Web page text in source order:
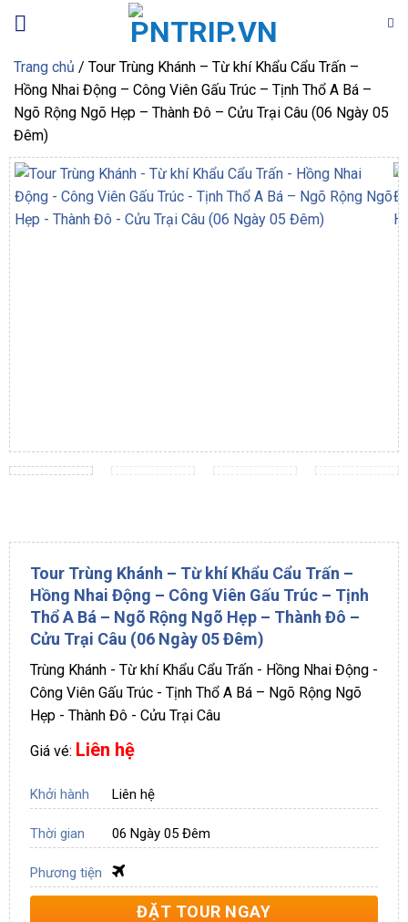
qua
dung
Trang chủ / Tour Trùng Khánh – Từ khí Khẩu Cẩu Trấn –
Hồng Nhai Động – Công Viên Gấu Trúc – Tịnh Thổ A Bá –
Ngõ Rộng Ngõ Hẹp – Thành Đô – Cửu Trại Câu (06 Ngày 05
Đêm)
Tour Trùng Khánh – Từ khí Khẩu Cẩu Trấn –
Hồng Nhai Động – Công Viên Gấu Trúc – Tịnh
Thổ A Bá – Ngõ Rộng Ngõ Hẹp – Thành Đô –
Cửu Trại Câu (06 Ngày 05 Đêm)
Trùng Khánh - Từ khí Khẩu Cẩu Trấn - Hồng Nhai Động -
Công Viên Gấu Trúc - Tịnh Thổ A Bá – Ngõ Rộng Ngõ
Hẹp - Thành Đô - Cửu Trại Câu
Giá vé: Liên hệ
Khởi hành Liên hệ
Thời gian 06 Ngày 05 Đêm
Phương tiện
ĐẶT TOUR NGAY